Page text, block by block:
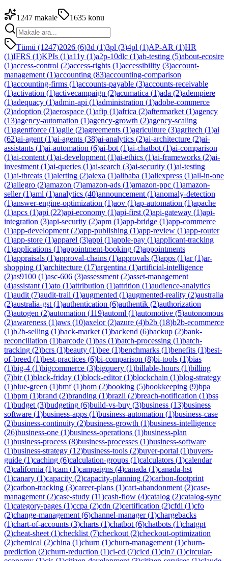
1247 makale 1635 konu
Tümü (1247)2026 (6)3d (1)3pl (3)4pl (1)AP-AR (1)HR
(1)IFRS (1)KPIs (1)a11y (1)a2p-10dlc (1)ab-testing (5)about-ecosire
(1)access-control (2)access-rights (1)accessibility (3)account-
management (1)accounting (83)accounting-comparison
(1)accounting-firms (1)accounts-payable (3)accounts-receivable
(1)activation (1)activecampaign (2)acumatica (1)ada (2)adempiere
(1)adequacy (1)admin-api (1)administration (1)adobe-commerce
(2)adoption (2)aerospace (1)afip (1)africa (2)aftermarket (1)agency
(13)agency-automation (1)agency-growth (2)agency-scaling
(1)agentforce (1)agile (2)agreements (1)agriculture (3)agritech (1)ai
(62)ai-agent (1)ai-agents (38)ai-analytics (2)ai-architecture (2)ai-
assistants (1)ai-automation (6)ai-bot (1)ai-chatbot (1)ai-comparison
(1)ai-content (1)ai-development (1)ai-ethics (1)ai-frameworks (2)ai-
investment (1)ai-queries (1)ai-search (3)ai-security (1)ai-testing
(1)ai-threats (1)alerting (2)alexa (1)alibaba (1)aliexpress (1)all-in-one
(2)allegro (2)amazon (7)amazon-ads (1)amazon-ppc (1)amazon-
seller(1)aml (1)analytics (40)announcement (1)anomaly-detection
(1)answer-engine-optimization (1)aov (1)ap-automation (1)apache
(1)apcs (1)api (22)api-economy (1)api-first (2)api-gateway (1)api-
integration (3)api-security (2)apm (1)app-bridge (1)app-commerce
(1)app-development (2)app-publishing (1)app-review (1)app-router
(1)app-store (1)apparel (3)appi (1)apple-pay (1)applicant-tracking
(1)applications (1)appointment-booking (2)appointments
(1)appraisals (1)approval-chains (1)approvals (3)apps (1)ar(1)ar-
shopping (1)architecture (17)argentina (1)artificial-intelligence
(2)as9100 (1)asc-606 (3)assessment (2)asset-management
(4)assistant (1)ato (1)attribution (1)attrition (1)audience-analytics
(1)audit (7)audit-trail (1)augmented (1)augmented-reality (2)australia
(2)australia-gst (1)authentication (6)authentik (2)authorization
(3)autogen (2)automation (119)automl (1)automotive (5)autonomous
(2)awareness (1)aws (10)axelor(2)azure (4)b2b (18)b2b-ecommerce
(1)b2b-selling (1)back-market (1)backend (6)backup (2)bank-
reconciliation (1)barcode (1)bas (1)batch-processing (1)batch-
tracking (2)bcrs (1)beauty (1)bee (1)benchmarks (1)benefits (1)best-
of-breed (1)best-practices (6)bi-comparison (8)bi-tools (1)bias
(1)big-4 (1)bigcommerce (3)bigquery (1)billable-hours (1)billing
(7)bir(1)black-friday (1)block-editor(1)blockchain (1)blog-strategy
(1)blue-green (1)bmf(1)bom (2)booking (5)bookkeeping (9)bpa
(1)bpm (1)brand (2)branding (1)brazil (2)breach-notification (1)bss
(1)budget (3)budgeting (6)build-vs-buy (3)business (13)business
software (1)business-apps (1)business-automation (1)business-case
(2)business-continuity (2)business-growth (1)business-intelligence
(26)business-one (1)business-operations (1)business-plan
(1)business-process (8)business-processes (1)business-software
(1)business-strategy (12)business-tools (2)buyer-portal (1)buyers-
guide (1)caching (6)calculation-groups (1)calculators (1)calendar
(3)california (1)cam (1)campaigns (4)canada (1)canada-hst
(1)canary (1)capacity (2)capacity-planning (2)carbon-footprint
(2)carbon-tracking (3)career-plans (1)cart-abandonment (2)case-
management (2)case-study (11)cash-flow (4)catalog (2)catalog-sync
(1)category-pages (1)ccpa (2)cdn (2)certification (2)cfdi (1)cfo
(2)change-management (6)channel-manager(1)chargebacks
(1)chart-of-accounts (3)charts (1)chatbot (6)chatbots (1)chatgpt
(2)cheat-sheet (1)checklist (7)checkout (2)checkout-optimization
(2)chemical (2)china (1)churn (1)churn-management (1)churn-
prediction (2)churn-reduction (1)ci-cd (7)cicd (1)cin7 (1)circular-